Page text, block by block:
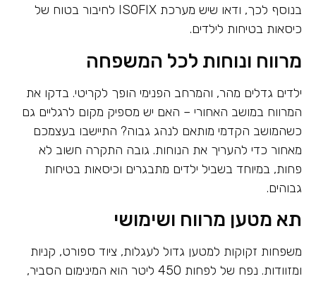
בנוסף לכך, ודאו שיש מערכת ISOFIX לחיבור בטוח של
כיסאות בטיחות לילדים.
מרווח ונוחות לכל המשפחה
ילדים גדלים מהר, והמרחב הפנימי הופך לקריטי. בדקו את
המרווח במושב האחורי – האם יש מספיק מקום לרגליים גם
כשהמושב הקדמי מותאם לנהג גבוה? התיישבו בעצמכם
מאחור כדי להעריך את הנוחות. גובה התקרה חשוב לא
פחות, במיוחד בשביל ילדים מתבגרים וכיסאות בטיחות
גבוהים.
תא מטען מרווח ושימושי
משפחות זקוקות למטען גדול לעגלות, ציוד ספורט, קניות
ומזוודות. נפח של לפחות 450 ליטר הוא המינימום הסביר,